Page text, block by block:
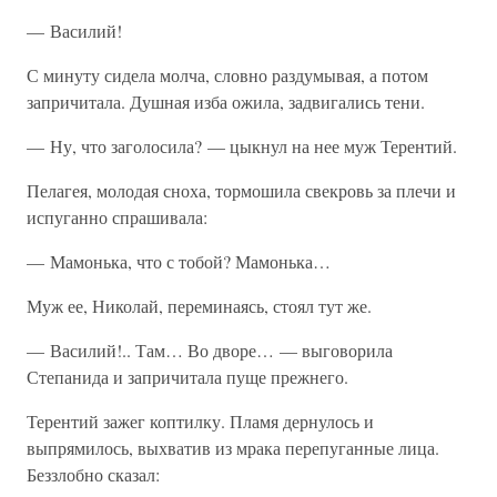
— Василий!
С минуту сидела молча, словно раздумывая, а потом
запричитала. Душная изба ожила, задвигались тени.
— Ну, что заголосила? — цыкнул на нее муж Терентий.
Пелагея, молодая сноха, тормошила свекровь за плечи и
испуганно спрашивала:
— Мамонька, что с тобой? Мамонька…
Муж ее, Николай, переминаясь, стоял тут же.
— Василий!.. Там… Во дворе… — выговорила
Степанида и запричитала пуще прежнего.
Терентий зажег коптилку. Пламя дернулось и
выпрямилось, выхватив из мрака перепуганные лица.
Беззлобно сказал: